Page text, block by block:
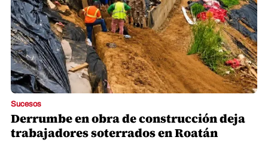
Sucesos
Derrumbe en obra de construcción deja
trabajadores soterrados en Roatán